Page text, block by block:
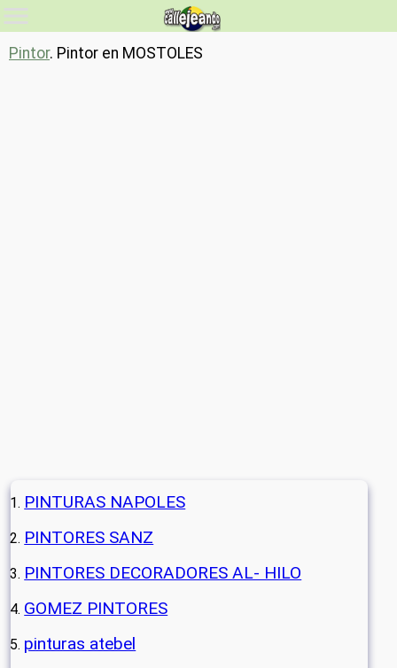
Pintor. Pintor en MOSTOLES
PINTURAS NAPOLES
PINTORES SANZ
PINTORES DECORADORES AL- HILO
GOMEZ PINTORES
pinturas atebel